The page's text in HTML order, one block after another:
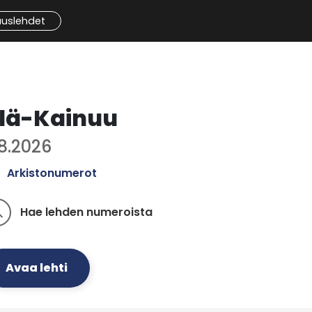
Kainuu
Arkistonumerot
Hae lehden numeroista
Avaa lehti